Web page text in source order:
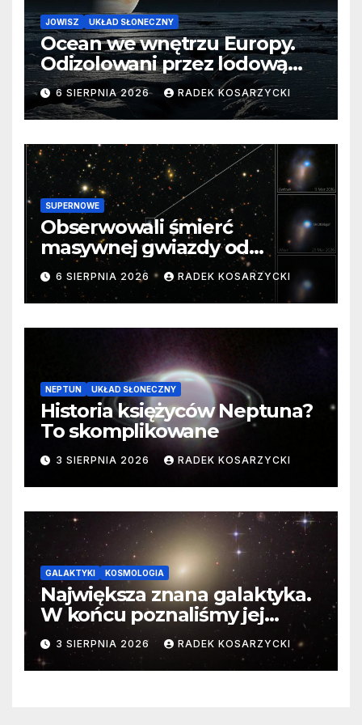
JOWISZ UKŁAD SŁONECZNY
Ocean we wnętrzu Europy.
Odizolowani przez lodową
barierę
6 SIERPNIA 2026 RADEK KOSARZYCKI
SUPERNOWE
Obserwowali śmierć
masywnej gwiazdy od
samego początku. Niezwykle
cenne dane
6 SIERPNIA 2026 RADEK KOSARZYCKI
NEPTUN UKŁAD SŁONECZNY
Historia księżyców Neptuna?
To skomplikowane
3 SIERPNIA 2026 RADEK KOSARZYCKI
GALAKTYKI KOSMOLOGIA
Największa znana galaktyka.
W końcu poznaliśmy jej
faktyczne wymiary
3 SIERPNIA 2026 RADEK KOSARZYCKI